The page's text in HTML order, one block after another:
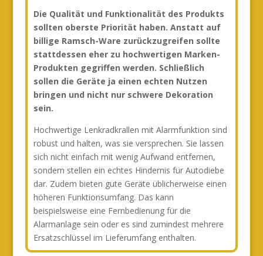
Die Qualität und Funktionalität des Produkts
sollten oberste Priorität haben. Anstatt auf
billige Ramsch-Ware zurückzugreifen sollte
stattdessen eher zu hochwertigen Marken-
Produkten gegriffen werden. Schließlich
sollen die Geräte ja einen echten Nutzen
bringen und nicht nur schwere Dekoration
sein.
Hochwertige Lenkradkrallen mit Alarmfunktion sind
robust und halten, was sie versprechen. Sie lassen
sich nicht einfach mit wenig Aufwand entfernen,
sondern stellen ein echtes Hindernis für Autodiebe
dar. Zudem bieten gute Geräte üblicherweise einen
höheren Funktionsumfang. Das kann
beispielsweise eine Fernbedienung für die
Alarmanlage sein oder es sind zumindest mehrere
Ersatzschlüssel im Lieferumfang enthalten.